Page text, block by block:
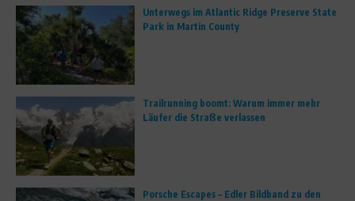
Unterwegs im Atlantic Ridge Preserve State
Park in Martin County
Trailrunning boomt: Warum immer mehr
Läufer die Straße verlassen
Porsche Escapes – Edler Bildband zu den